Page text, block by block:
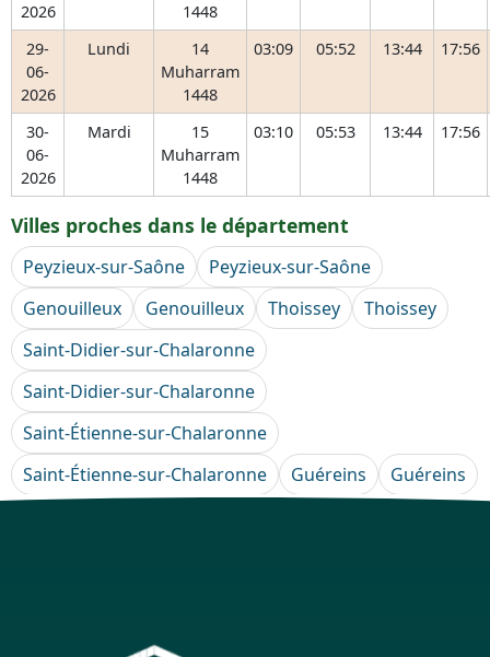
2026
1448
29-
06-
2026
Lundi
14
Muharram
1448
03:09 05:52 13:44 17:56
30-
06-
2026
Mardi
15
Muharram
1448
03:10 05:53 13:44 17:56
Villes proches dans le département
Peyzieux-sur-Saône
Peyzieux-sur-Saône
Genouilleux
Genouilleux Thoissey
Thoissey
Saint-Didier-sur-Chalaronne
Saint-Didier-sur-Chalaronne
Saint-Étienne-sur-Chalaronne
Saint-Étienne-sur-Chalaronne
Guéreins Guéreins